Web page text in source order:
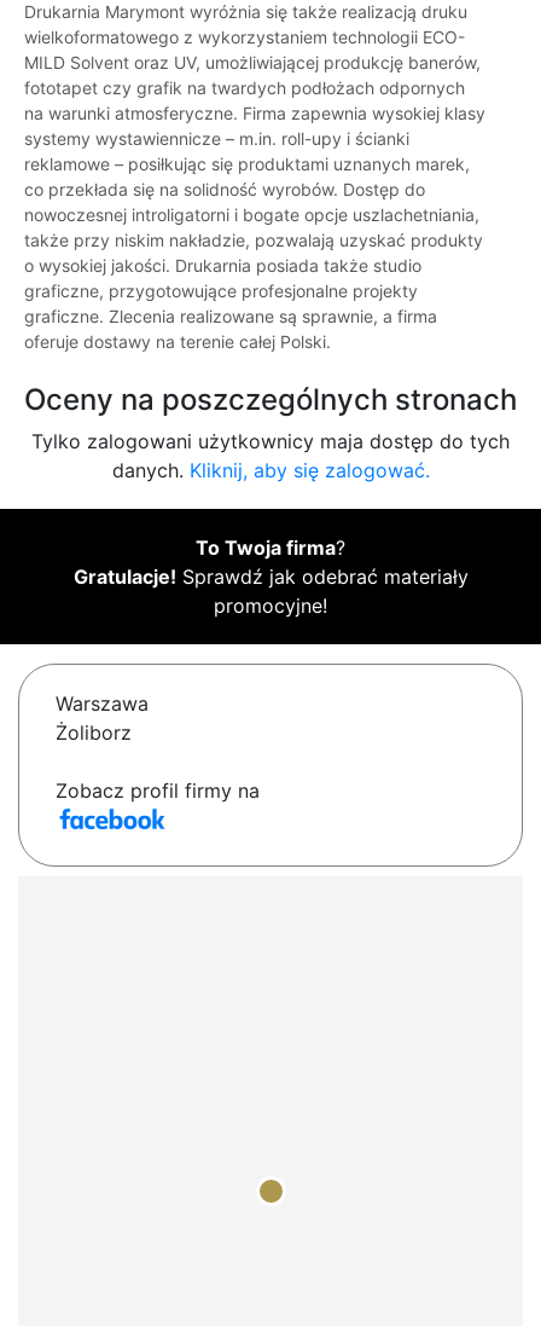
Drukarnia Marymont wyróżnia się także realizacją druku
wielkoformatowego z wykorzystaniem technologii ECO-
MILD Solvent oraz UV, umożliwiającej produkcję banerów,
fototapet czy grafik na twardych podłożach odpornych
na warunki atmosferyczne. Firma zapewnia wysokiej klasy
systemy wystawiennicze – m.in. roll-upy i ścianki
reklamowe – posiłkując się produktami uznanych marek,
co przekłada się na solidność wyrobów. Dostęp do
nowoczesnej introligatorni i bogate opcje uszlachetniania,
także przy niskim nakładzie, pozwalają uzyskać produkty
o wysokiej jakości. Drukarnia posiada także studio
graficzne, przygotowujące profesjonalne projekty
graficzne. Zlecenia realizowane są sprawnie, a firma
oferuje dostawy na terenie całej Polski.
Oceny na poszczególnych stronach
Tylko zalogowani użytkownicy maja dostęp do tych
danych. Kliknij, aby się zalogować.
To Twoja firma?
Gratulacje! Sprawdź jak odebrać materiały
promocyjne!
Warszawa
Żoliborz
Zobacz profil firmy na